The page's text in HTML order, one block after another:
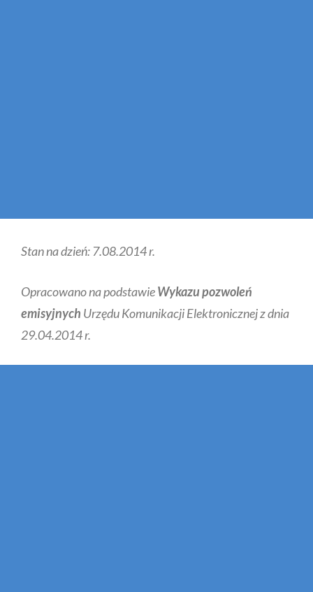
Stan na dzień: 7.08.2014 r.
Opracowano na podstawieWykazu pozwoleń
emisyjnych Urzędu Komunikacji Elektronicznej z dnia
29.04.2014 r.